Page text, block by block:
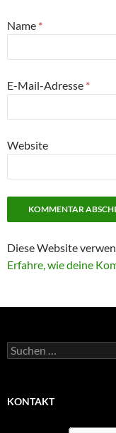
Name *
E-Mail-Adresse *
Website
Diese Website
Erfahre, wie deine
Suchen
nach:
KONTAKT